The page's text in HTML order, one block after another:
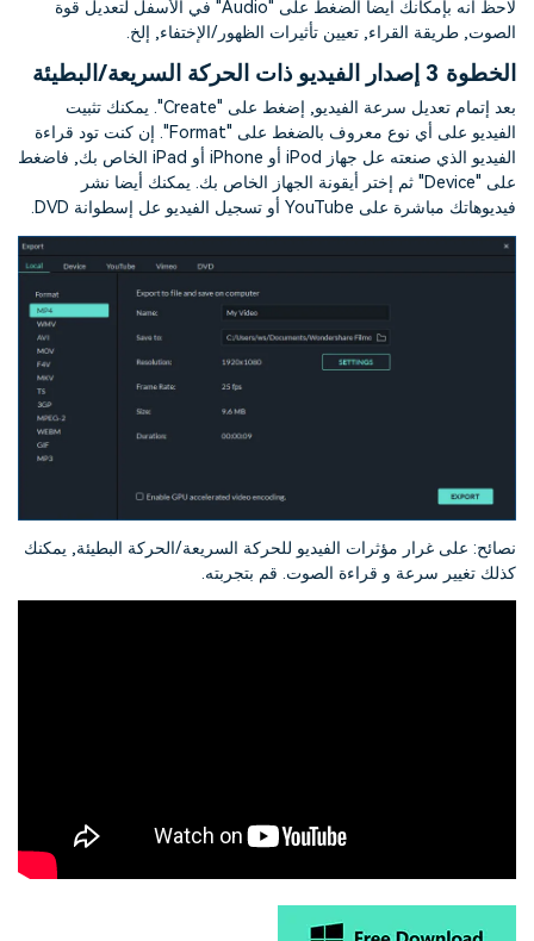
لاحظ أنه بإمكانك أيضا الضغط على "Audio" في الأسفل لتعديل قوة
الصوت, طريقة القراء, تعيين تأثيرات الظهور/الإختفاء, إلخ.
الخطوة 3 إصدار الفيديو ذات الحركة السريعة/البطيئة
بعد إتمام تعديل سرعة الفيديو, إضغط على "Create". يمكنك تثبيت
الفيديو على أي نوع معروف بالضغط على "Format". إن كنت تود قراءة
الفيديو الذي صنعته عل جهاز iPod أو iPhone أو iPad الخاص بك, فاضغط
على "Device" ثم إختر أيقونة الجهاز الخاص بك. يمكنك أيضا نشر
فيديوهاتك مباشرة على YouTube أو تسجيل الفيديو عل إسطوانة DVD.
نصائح: على غرار مؤثرات الفيديو للحركة السريعة/الحركة البطيئة, يمكنك
كذلك تغيير سرعة و قراءة الصوت. قم بتجربته.